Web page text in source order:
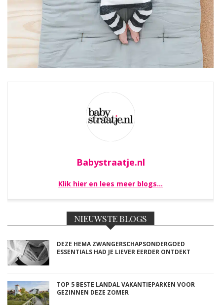
Babystraatje.nl
Klik hier en lees meer blogs…
NIEUWSTE BLOGS
DEZE HEMA ZWANGERSCHAPSONDERGOED
ESSENTIALS HAD JE LIEVER EERDER ONTDEKT
TOP 5 BESTE LANDAL VAKANTIEPARKEN VOOR
GEZINNEN DEZE ZOMER